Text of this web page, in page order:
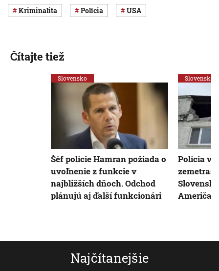
Kriminalita polícia USA
Najčítanejšie
Čítajte tiež
Slovensko
Šéf polície Hamran požiada o
uvoľnenie z funkcie v
najbližších dňoch. Odchod
plánujú aj ďalší funkcionári
Slovensko
Polícia